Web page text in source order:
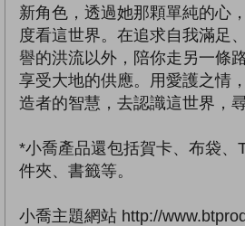
新角色，透過她那顆單純的心
度看這世界。在追求自我滿足
譽的洪流以外，陪你走另一條
享受大地的供應。用愛護之情
造者的智慧，去認識這世界，
*小喬產品還包括賀卡、布袋、
件夾、書籤等。
小喬主題網站 http://